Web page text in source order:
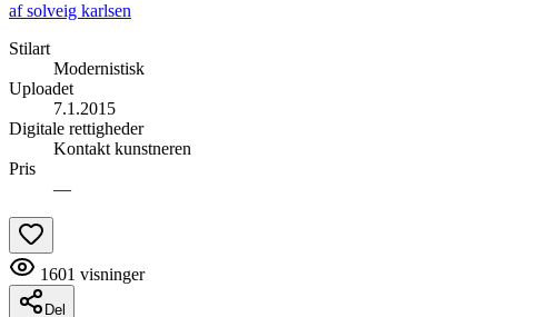
afsolveig karlsen
Stilart
Modernistisk
Uploadet
7.1.2015
Digitale rettigheder
Kontakt kunstneren
Pris
—
1601 visninger
Del